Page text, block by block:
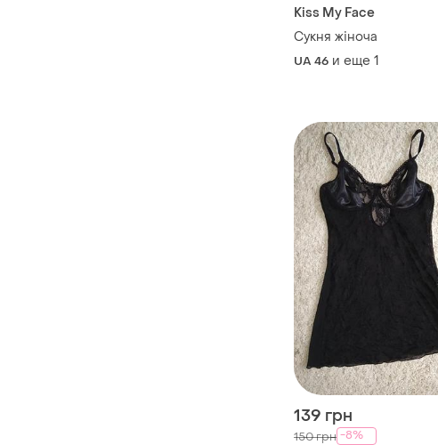
Kiss My Face
Сукня жіноча
UA 46 и еще 1
139 грн
150 грн -8%